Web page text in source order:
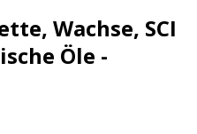
Wachse, SCI
Öle -